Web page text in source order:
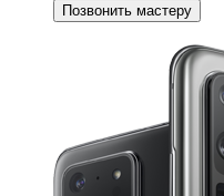
Позвонить мастеру